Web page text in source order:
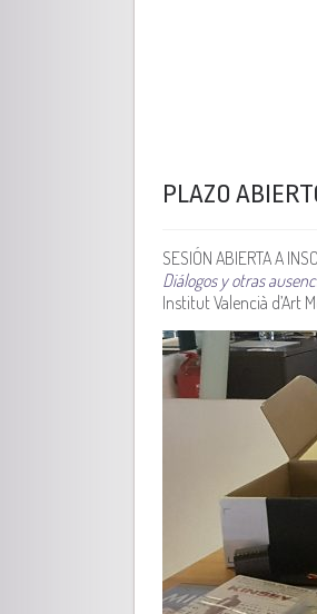
PLAZO
SESIÓN ABIERTA A
Diálogos y otras
Institut Valencià d’Art